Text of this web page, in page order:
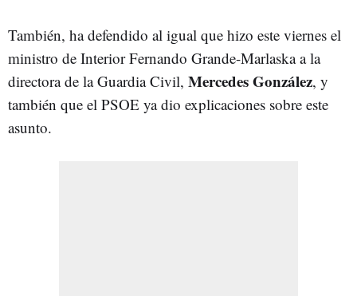
También, ha defendido al igual que hizo este viernes el
ministro de Interior Fernando Grande-Marlaska a la
directora de la Guardia Civil, Mercedes González, y
también que el PSOE ya dio explicaciones sobre este
asunto.